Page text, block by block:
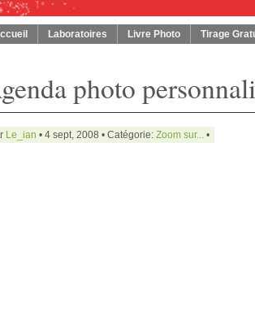
Laboratoires Livre Photo Tirage
photo
Le_ian • 4 sept, 2008 • Catégorie: Zoom sur... •